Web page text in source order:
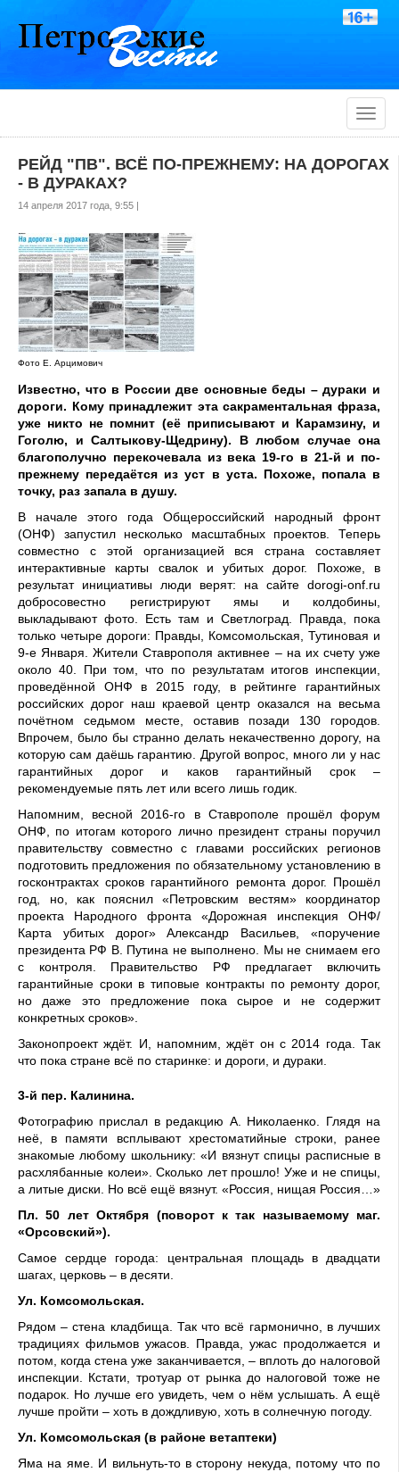
Toggle
РЕЙД "ПВ". ВСЁ ПО-ПРЕЖНЕМУ: НА ДОРОГАХ
- В ДУРАКАХ?
14 апреля 2017 года, 9:55 |
Фото Е. Арцимович
Известно, что в России две основные беды – дураки и
дороги. Кому принадлежит эта сакраментальная фраза,
уже никто не помнит (её приписывают и Карамзину, и
Гоголю, и Салтыкову-Щедрину). В любом случае она
благополучно перекочевала из века 19-го в 21-й и по-
прежнему передаётся из уст в уста. Похоже, попала в
точку, раз запала в душу.
В начале этого года Общероссийский народный фронт
(ОНФ) запустил несколько масштабных проектов. Теперь
совместно с этой организацией вся страна составляет
интерактивные карты свалок и убитых дорог. Похоже, в
результат инициативы люди верят: на сайте dorogi-onf.ru
добросовестно регистрируют ямы и колдобины,
выкладывают фото. Есть там и Светлоград. Правда, пока
только четыре дороги: Правды, Комсомольская, Тутиновая и
9-е Января. Жители Ставрополя активнее – на их счету уже
около 40. При том, что по результатам итогов инспекции,
проведённой ОНФ в 2015 году, в рейтинге гарантийных
российских дорог наш краевой центр оказался на весьма
почётном седьмом месте, оставив позади 130 городов.
Впрочем, было бы странно делать некачественно дорогу, на
которую сам даёшь гарантию. Другой вопрос, много ли у нас
гарантийных дорог и каков гарантийный срок –
рекомендуемые пять лет или всего лишь годик.
Напомним, весной 2016-го в Ставрополе прошёл форум
ОНФ, по итогам которого лично президент страны поручил
правительству совместно с главами российских регионов
подготовить предложения по обязательному установлению в
госконтрактах сроков гарантийного ремонта дорог. Прошёл
год, но, как пояснил «Петровским вестям» координатор
проекта Народного фронта «Дорожная инспекция ОНФ/
Карта убитых дорог» Александр Васильев, «поручение
президента РФ В. Путина не выполнено. Мы не снимаем его
с контроля. Правительство РФ предлагает включить
гарантийные сроки в типовые контракты по ремонту дорог,
но даже это предложение пока сырое и не содержит
конкретных сроков».
Законопроект ждёт. И, напомним, ждёт он с 2014 года. Так
что пока стране всё по старинке: и дороги, и дураки.
3-й пер. Калинина.
Фотографию прислал в редакцию А. Николаенко. Глядя на
неё, в памяти всплывают хрестоматийные строки, ранее
знакомые любому школьнику: «И вязнут спицы расписные в
расхлябанные колеи». Сколько лет прошло! Уже и не спицы,
а литые диски. Но всё ещё вязнут. «Россия, нищая Россия…»
Пл. 50 лет Октября (поворот к так называемому маг.
«Орсовский»).
Самое сердце города: центральная площадь в двадцати
шагах, церковь – в десяти.
Ул. Комсомольская.
Рядом – стена кладбища. Так что всё гармонично, в лучших
традициях фильмов ужасов. Правда, ужас продолжается и
потом, когда стена уже заканчивается, – вплоть до налоговой
инспекции. Кстати, тротуар от рынка до налоговой тоже не
подарок. Но лучше его увидеть, чем о нём услышать. А ещё
лучше пройти – хоть в дождливую, хоть в солнечную погоду.
Ул. Комсомольская (в районе ветаптеки)
Яма на яме. И вильнуть-то в сторону некуда, потому что по